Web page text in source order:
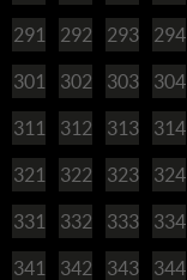
291 292 293 294
301 302 303 304
311 312 313 314
321 322 323 324
331 332 333 334
341 342 343 344